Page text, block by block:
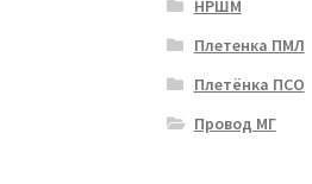
НРШМ
Плетенка ПМЛ
Плетёнка ПСО
Провод МГ